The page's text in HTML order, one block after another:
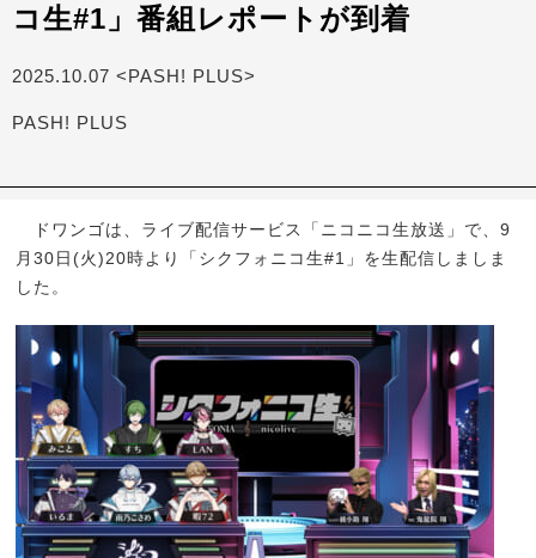
コ生#1」番組レポートが到着
2025.10.07 <PASH! PLUS>
PASH! PLUS
ドワンゴは、ライブ配信サービス「ニコニコ生放送」で、9
月30日(火)20時より「シクフォニコ生#1」を生配信しましま
した。